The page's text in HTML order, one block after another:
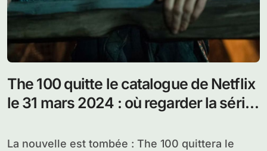
The 100 quitte le catalogue de Netflix
le 31 mars 2024 : où regarder la série
La nouvelle est tombée : The 100 quittera le